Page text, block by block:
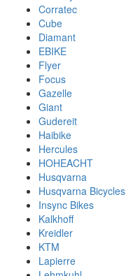
Corratec
Cube
Diamant
EBIKE
Flyer
Focus
Gazelle
Giant
Gudereit
Haibike
Hercules
HOHEACHT
Husqvarna
Husqvarna Bicycles
Insync Bikes
Kalkhoff
Kreidler
KTM
Lapierre